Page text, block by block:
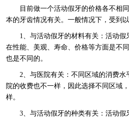
目前做一个活动假牙的价格各不相
本的牙齿情况有关。一般情况下，受到
1、与活动假牙的材料有关：活动假
在性能、美观、寿命、价格等方面是不
也是不同的。
2、与医院有关：不同区域的消费
院的收费也不一样，因此选择不同区域
样。
3、与活动假牙的种类有关：活动